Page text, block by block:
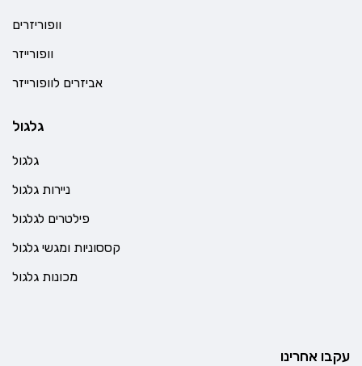
וופוריזרים
וופורייזר
אביזרים לוופורייזר
גלגול
גלגול
ניירות גלגול
פילטרים לגלגול
קססוניות ומגשי גלגול
מכונות גלגול
עקבו אחרינו